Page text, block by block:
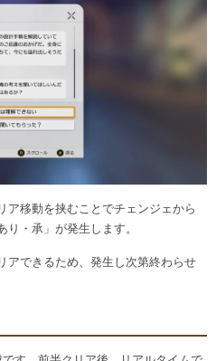
ア移動を挟むことでチェンジェから
り・承」が発生します。
アできるため、発生し次第終わらせ